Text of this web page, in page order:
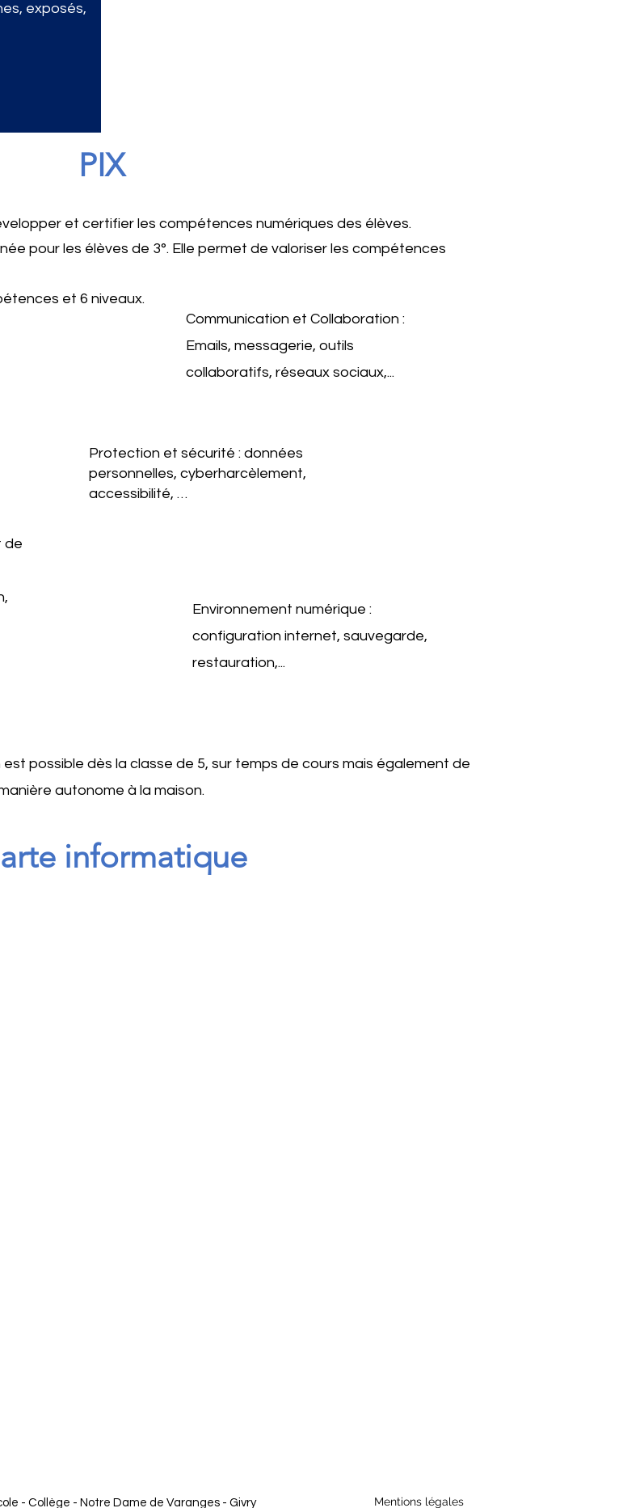
exposés,
PIX
et certifier les compétences numériques des élèves.
pour les élèves de 3°. Elle permet de valoriser les compétences
et 6 niveaux.​
Communication et Collaboration :
Emails, messagerie, outils
collaboratifs, réseaux sociaux,...
Environnement numérique :
configuration internet, sauvegarde,
restauration,...
de
Protection et sécurité : données
personnelles, cyberharcèlement,
accessibilité, …
possible dès la classe de 5, sur temps de cours mais également de
autonome à la maison.
informatique
- Collège - Notre Dame de Varanges - Givry Mentions légales